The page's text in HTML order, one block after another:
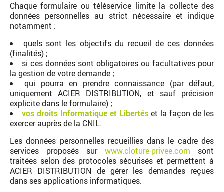
Chaque formulaire ou téléservice limite la collecte des
données personnelles au strict nécessaire et indique
notamment :
quels sont les objectifs du recueil de ces données
(finalités) ;
si ces données sont obligatoires ou facultatives pour
la gestion de votre demande ;
qui pourra en prendre connaissance (par défaut,
uniquement ACIER DISTRIBUTION, et sauf précision
explicite dans le formulaire) ;
vos droits Informatique et Libertés et la façon de les
exercer auprès de la CNIL.
Les données personnelles recueillies dans le cadre des
services proposés sur www.cloture-privee.com sont
traitées selon des protocoles sécurisés et permettent à
ACIER DISTRIBUTION de gérer les demandes reçues
dans ses applications informatiques.